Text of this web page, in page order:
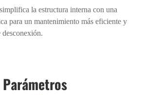
la estructura interna con una
para un mantenimiento más eficiente y
desconexión.
Parámetros